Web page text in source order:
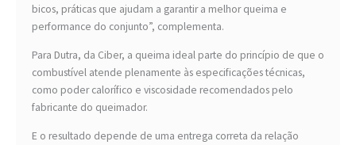
bicos, práticas que ajudam a garantir a melhor queima e
performance do conjunto”, complementa.
Para Dutra, da Ciber, a queima ideal parte do princípio de que o
combustível atende plenamente às especificações técnicas,
como poder calorífico e viscosidade recomendados pelo
fabricante do queimador.
E o resultado depende de uma entrega correta da relação